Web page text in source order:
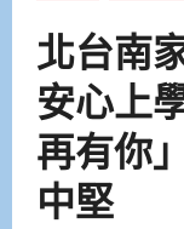
北台南
安心上
再有你
中堅